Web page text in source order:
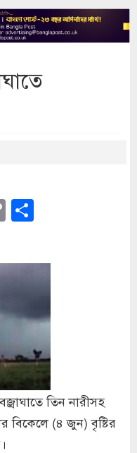
Copy
Link
তিন নারীসহ
বিকেলে (৪ জুন) বৃষ্টির